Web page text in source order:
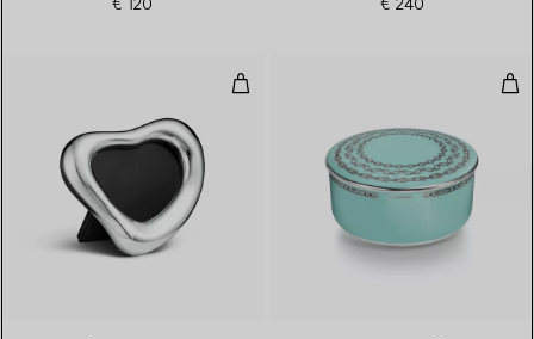
Cadre Open Heart en argent